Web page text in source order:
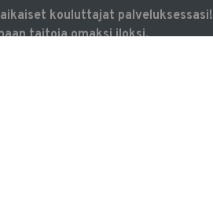
kouluttajat palveluksessasi!
taitoja omaksi iloksi,